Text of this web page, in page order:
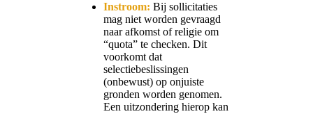
Instroom: Bij sollicitaties
mag niet worden gevraagd
naar afkomst of religie om
“quota” te checken. Dit
voorkomt dat
selectiebeslissingen
(onbewust) op onjuiste
gronden worden genomen.
Een uitzondering hierop kan